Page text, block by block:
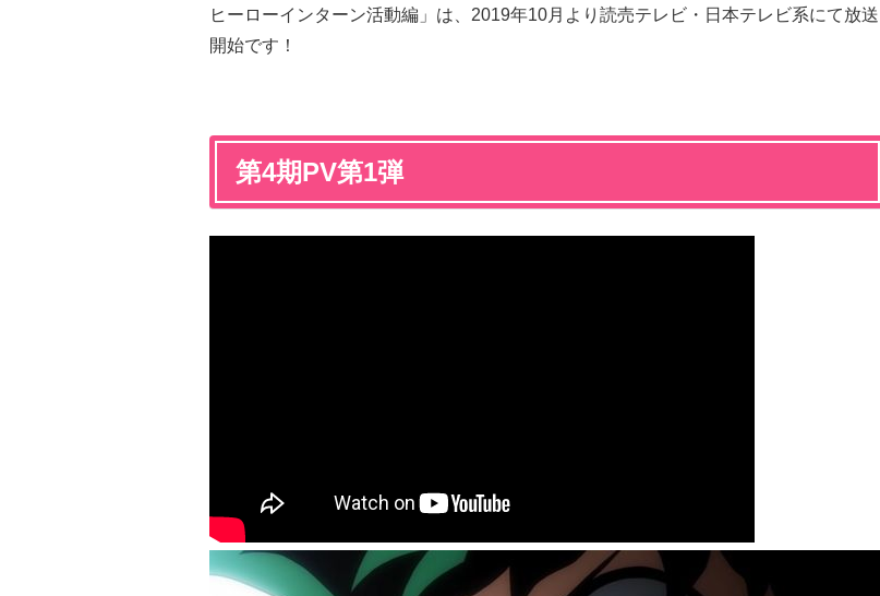
ヒーローインターン活動編」は、2019年10月より読売テレビ・日本テレビ系にて放送
開始です！
第4期PV第1弾